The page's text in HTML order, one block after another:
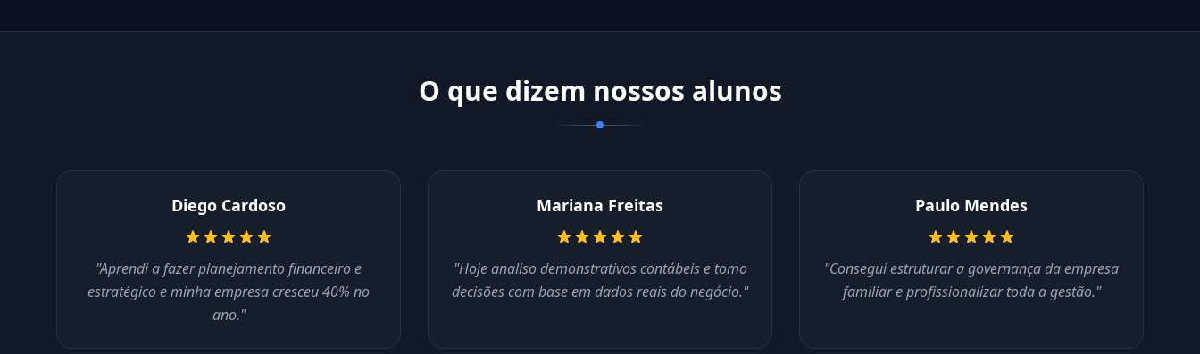
O que dizem nossos alunos
Diego Cardoso
"Aprendi a fazer planejamento financeiro e
estratégico e minha empresa cresceu 40% no
ano."
Mariana Freitas
"Hoje analiso demonstrativos contábeis e tomo
decisões com base em dados reais do negócio."
Paulo Mendes
"Consegui estruturar a governança da empresa
familiar e profissionalizar toda a gestão."